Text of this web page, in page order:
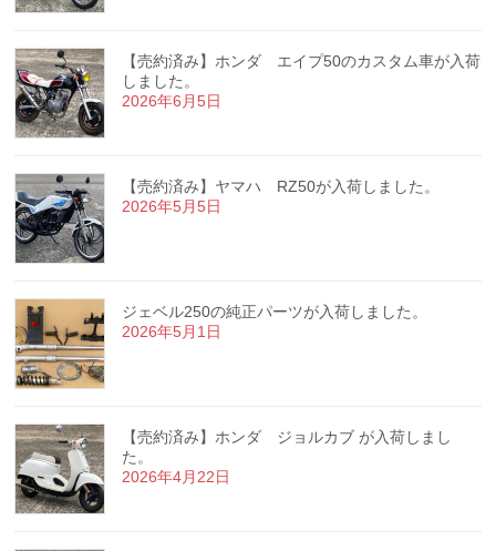
【売約済み】ホンダ エイプ50のカスタム車が入荷
しました。
2026年6月5日
【売約済み】ヤマハ RZ50が入荷しました。
2026年5月5日
ジェベル250の純正パーツが入荷しました。
2026年5月1日
【売約済み】ホンダ ジョルカブ が入荷しまし
た。
2026年4月22日